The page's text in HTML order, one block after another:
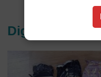
Digər xəbərlər